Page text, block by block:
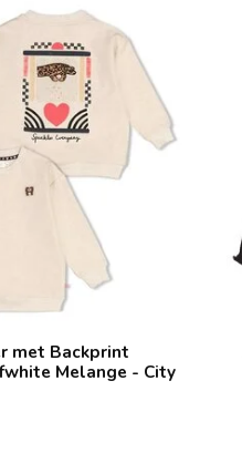
met Backprint
Melange - City